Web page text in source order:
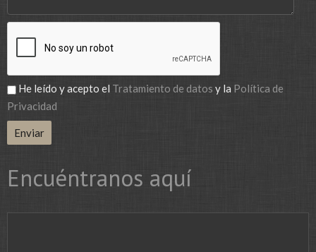
He leído y acepto el Tratamiento de datos y la Política de
Privacidad
Encuéntranos aquí